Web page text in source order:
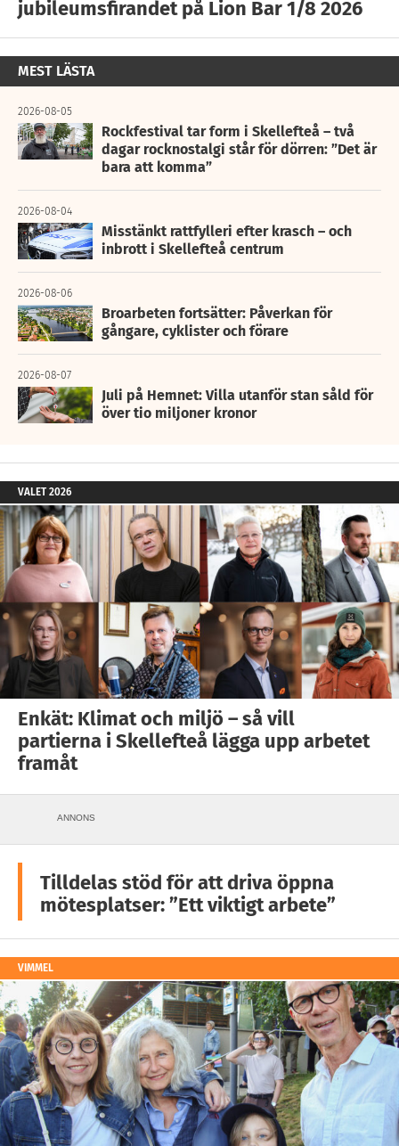
jubileumsfirandet på Lion Bar 1/8 2026
MEST LÄSTA
2026-08-05
Rockfestival tar form i Skellefteå – två
dagar rocknostalgi står för dörren: ”Det är
bara att komma”
2026-08-04
Misstänkt rattfylleri efter krasch – och
inbrott i Skellefteå centrum
2026-08-06
Broarbeten fortsätter: Påverkan för
gångare, cyklister och förare
2026-08-07
Juli på Hemnet: Villa utanför stan såld för
över tio miljoner kronor
VALET 2026
Enkät: Klimat och miljö – så vill
partierna i Skellefteå lägga upp arbetet
framåt
ANNONS
Tilldelas stöd för att driva öppna
mötesplatser: ”Ett viktigt arbete”
VIMMEL